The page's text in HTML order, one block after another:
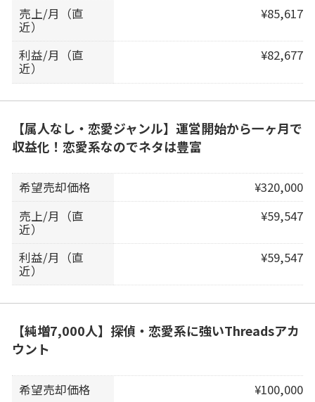
売上/月（直
近）
¥85,617
利益/月（直
近）
¥82,677
【属人なし・恋愛ジャンル】運営開始から一ヶ月で
収益化！恋愛系なのでネタは豊富
希望売却価格
¥320,000
売上/月（直
近）
¥59,547
利益/月（直
近）
¥59,547
【純増7,000人】探偵・恋愛系に強いThreadsアカ
ウント
希望売却価格
¥100,000